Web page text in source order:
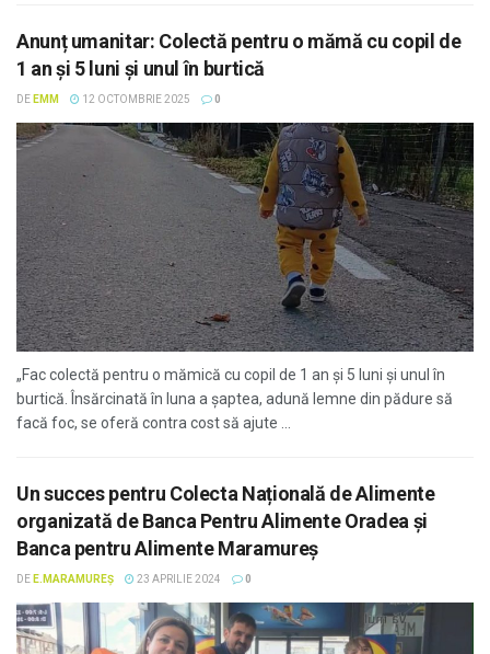
Anunț umanitar: Colectă pentru o mămă cu copil de
1 an și 5 luni și unul în burtică
DE EMM 12 OCTOMBRIE 2025 0
„Fac colectă pentru o mămică cu copil de 1 an și 5 luni și unul în
burtică. Însărcinată în luna a șaptea, adună lemne din pădure să
facă foc, se oferă contra cost să ajute ...
Un succes pentru Colecta Națională de Alimente
organizată de Banca Pentru Alimente Oradea și
Banca pentru Alimente Maramureș
DE E.MARAMUREȘ 23 APRILIE 2024 0